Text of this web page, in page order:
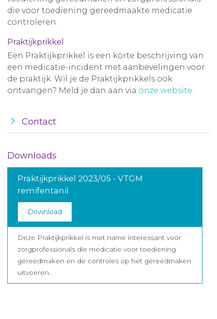
die voor toediening gereedmaakte medicatie
controleren.
Praktijkprikkel
Een Praktijkprikkel is een korte beschrijving van
een medicatie-incident met aanbevelingen voor
de praktijk. Wil je de Praktijkprikkels ook
ontvangen? Meld je dan aan via onze website.
Contact
Downloads
Praktijkprikkel 2023/05 - VTGM
remifentanil
Download
Deze Praktijkprikkel is met name interessant voor
zorgprofessionals die medicatie voor toediening
gereedmaken en de controles op het gereedmaken
uitvoeren.